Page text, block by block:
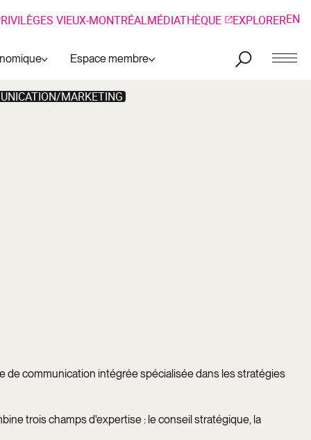
VIEUX-MONTRÉAL MÉDIATHÈQUE EXPLOREREN
Espace membre
MARKETING
de communication intégrée spécialisée dans les stratégies
trois champs d'expertise : le conseil stratégique, la